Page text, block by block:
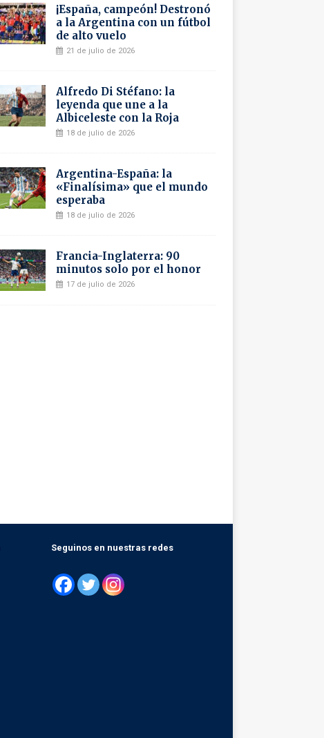
¡España, campeón! Destronó
a la Argentina con un fútbol
de alto vuelo
21 de julio de 2026
Alfredo Di Stéfano: la
leyenda que une a la
Albiceleste con la Roja
18 de julio de 2026
Argentina-España: la
«Finalísima» que el mundo
esperaba
18 de julio de 2026
Francia-Inglaterra: 90
minutos solo por el honor
17 de julio de 2026
Seguinos en nuestras redes